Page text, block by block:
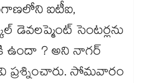
ఐటీఐ,
డెవలప్మెంట్ సెంటర్లను
ఉందా ? అని నాగర్
ప్రశ్నించారు. సోమవారం